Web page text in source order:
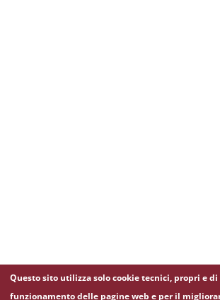
Questo sito utilizza solo cookie tecnici, propri e
funzionamento delle pagine web e per il